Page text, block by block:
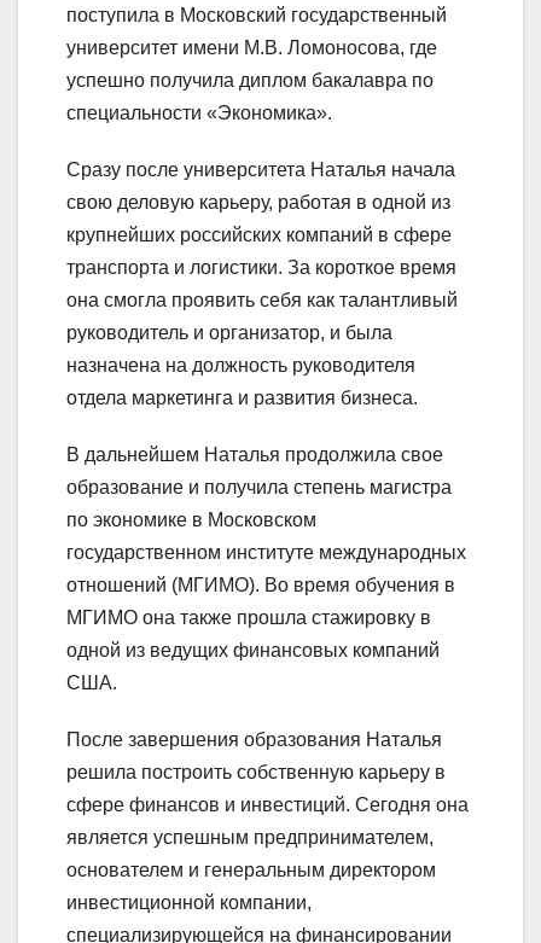
поступила в Московский государственный
университет имени М.В. Ломоносова, где
успешно получила диплом бакалавра по
специальности «Экономика».
Сразу после университета Наталья начала
свою деловую карьеру, работая в одной из
крупнейших российских компаний в сфере
транспорта и логистики. За короткое время
она смогла проявить себя как талантливый
руководитель и организатор, и была
назначена на должность руководителя
отдела маркетинга и развития бизнеса.
В дальнейшем Наталья продолжила свое
образование и получила степень магистра
по экономике в Московском
государственном институте международных
отношений (МГИМО). Во время обучения в
МГИМО она также прошла стажировку в
одной из ведущих финансовых компаний
США.
После завершения образования Наталья
решила построить собственную карьеру в
сфере финансов и инвестиций. Сегодня она
является успешным предпринимателем,
основателем и генеральным директором
инвестиционной компании,
специализирующейся на финансировании